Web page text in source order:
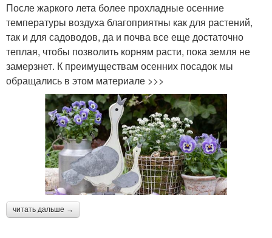
После жаркого лета более прохладные осенние
температуры воздуха благоприятны как для растений,
так и для садоводов, да и почва все еще достаточно
теплая, чтобы позволить корням расти, пока земля не
замерзнет. К преимуществам осенних посадок мы
обращались в этом материале >>>
читать дальше →